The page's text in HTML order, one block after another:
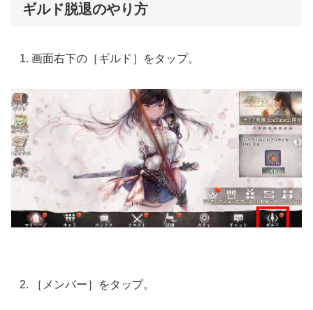
ギルド脱退のやり方
画面右下の［ギルド］をタップ。
［メンバー］をタップ。